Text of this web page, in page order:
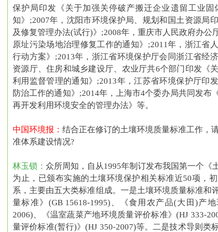
保护局印发 《关于加强关停破产搬迁企业遗留工业
知》 ;2007年，沈阳市环境保护局、规划和国土资源局
及修复管理办法(试行)》 ;2008年，重庆市人民政府办公
原址污染场地治理修复工作的通知》 ;2011年，浙江省
行动方案》 ;2013年，浙江省环境保护厅会同浙江省经
资源厅、住房和城乡建设厅、农业厅共6个部门印发 《
利用监督管理的通知》 ;2013年，江苏省环境保护厅印发
防治工作的通知》 ;2014年，上海市4个委办局共同发布
再开发利用环境安全的管理办法》 等。
中国环境报： 结合正在修订的土壤环境质量标准工作，
准体系建设情况?
林玉锁： 众所周知，自从1995年制订发布我国第一个《
为止，已颁布实施的土壤环境保护相关标准近50项，
系，主要由五大类标准组成。 一是土壤环境质量标准和
量标准》(GB 15618-1995)、《食用农产品(大田)产
2006)、《温室蔬菜产地环境质量评价标准》(HJ 333-
量评价标准(暂行)》(HJ 350-2007)等。二是技术导则类